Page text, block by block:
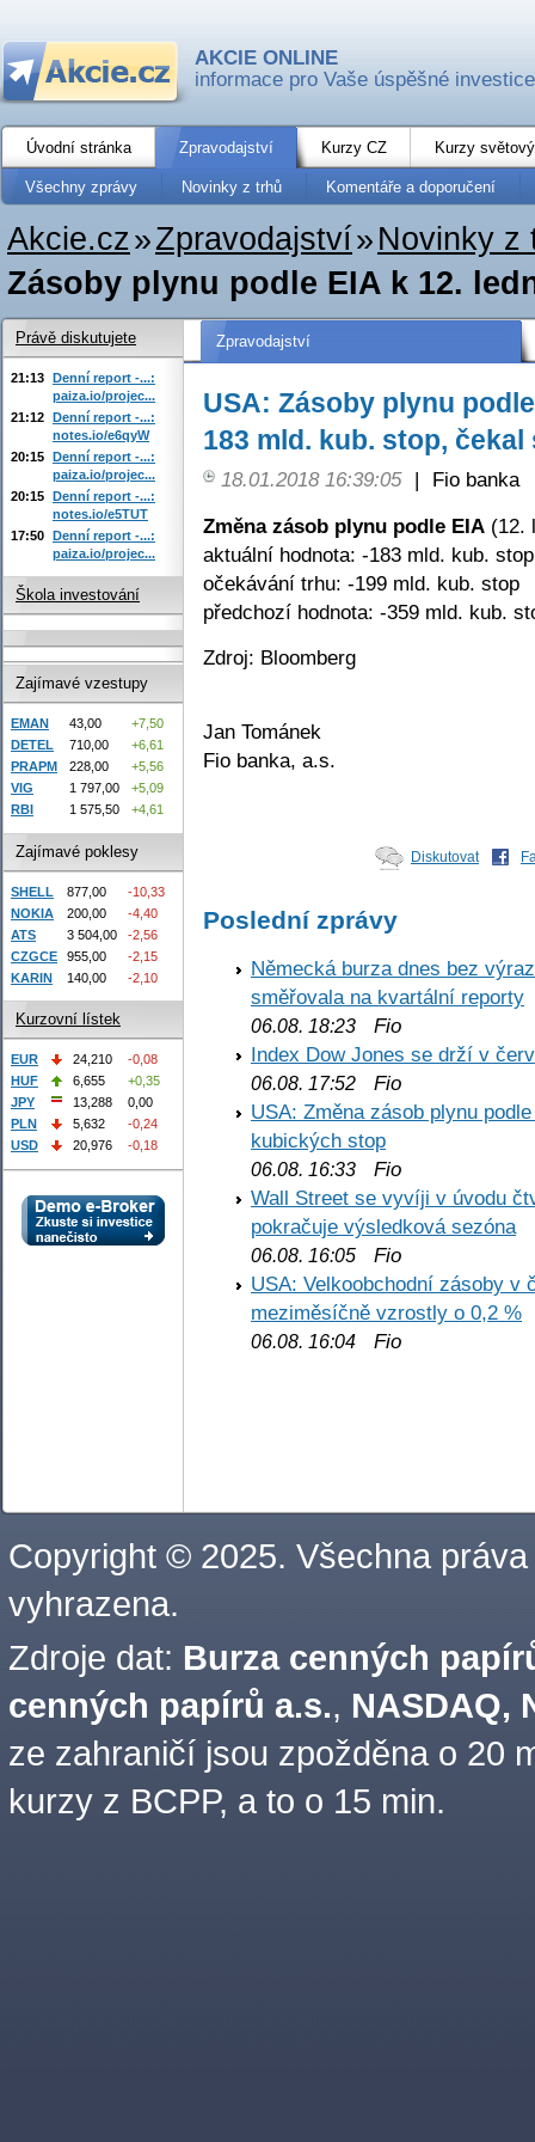
AKCIE ONLINE
informace pro Vaše úspěšné investice
Úvodní stránka Zpravodajství Kurzy CZ Kurzy
Všechny zprávy Novinky z trhů Komentáře a doporučení
Akcie.cz»Zpravodajství» Novinky z
Zásoby plynu podle EIA k 12.
Zpravodajství
USA: Zásoby plynu
183 mld. kub. stop,
18.01.2018 16:39:05 |
Fio banka
Změna zásob plynu podle EIA (12.
aktuální hodnota: -183 mld. kub. stop
očekávání trhu: -199 mld. kub. stop
předchozí hodnota: -359 mld. kub.
Zdroj: Bloomberg
Jan Tománek
Fio banka, a.s.
Diskutovat
Poslední zprávy
Německá burza dnes bez
směřovala na kvartální reporty
06.08. 18:23 Fio
Index Dow Jones se drží v
06.08. 17:52 Fio
USA: Změna zásob plynu
kubických stop
06.08. 16:33 Fio
Wall Street se vyvíji v úvodu
pokračuje výsledková sezóna
06.08. 16:05 Fio
USA: Velkoobchodní zásoby v
meziměsíčně vzrostly o 0,2 %
06.08. 16:04 Fio
Právě diskutujete
21:13 Denní report -...:
paiza.io/projec...
21:12 Denní report -...:
notes.io/e6qyW
20:15 Denní report -...:
paiza.io/projec...
20:15 Denní report -...:
notes.io/e5TUT
17:50 Denní report -...:
paiza.io/projec...
Škola investování
Zajímavé vzestupy
EMAN 43,00
+7,50
DETEL
710,00
+6,61
PRAPM
228,00
+5,56
VIG
1 797,00
+5,09
RBI
1 575,50 +4,61
Zajímavé poklesy
SHELL 877,00
-10,33
NOKIA
200,00
-4,40
ATS
3 504,00
-2,56
CZGCE
955,00
-2,15
KARIN
140,00 -2,10
Kurzovní lístek
EUR 24,210
-0,08
HUF
6,655
+0,35
JPY
13,288
0,00
PLN
5,632
-0,24
USD
20,976 -0,18
Copyright © 2025. Všechna práva
vyhrazena.
Zdroje dat: Burza cenných
cenných papírů a.s., NASDAQ,
ze zahraničí jsou zpožděna o 20
kurzy z BCPP, a to o 15 min.